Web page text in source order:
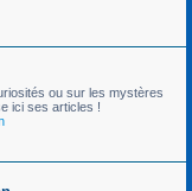
ou sur les mystères
ici ses articles !